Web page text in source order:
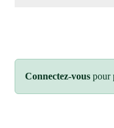
Connectez-vous pour